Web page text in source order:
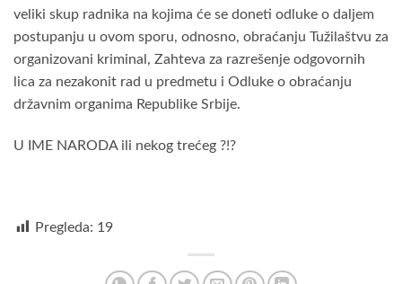
veliki skup radnika na kojima će se doneti odluke o daljem
postupanju u ovom sporu, odnosno, obraćanju Tužilaštvu za
organizovani kriminal, Zahteva za razrešenje odgovornih
lica za nezakonit rad u predmetu i Odluke o obraćanju
državnim organima Republike Srbije.
U IME NARODA ili nekog trećeg ?!?
Pregleda: 19